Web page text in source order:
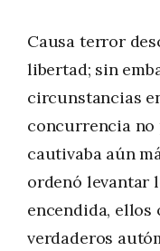
Causa terror
libertad; sin
circunstancias
concurrencia
cautivaba aún
ordenó levantar
encendida, ellos
verdaderos